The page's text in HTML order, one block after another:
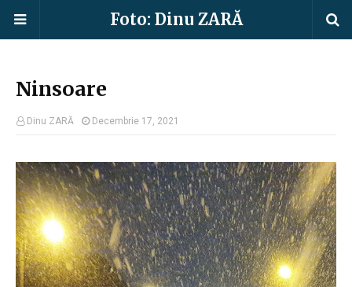
Foto: Dinu ZARĂ
Ninsoare
Dinu ZARĂ Decembrie 17, 2021